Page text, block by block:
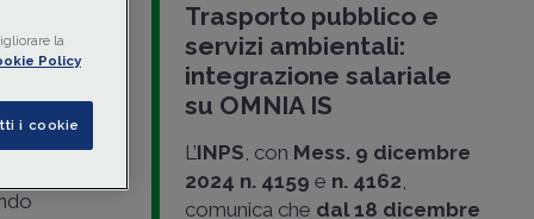
20
Trasporto pubblico e
servizi ambientali:
integrazione salariale
su OMNIA IS
L’INPS, con Mess. 9 dicembre
2024 n. 4159 e n. 4162,
comunica che dal 18 dicembre
la
Policy
i cookie